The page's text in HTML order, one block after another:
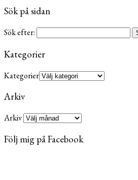
Sök på sidan
Sök efter:
Kategorier
Kategorier
Arkiv
Arkiv
Följ mig på Facebook